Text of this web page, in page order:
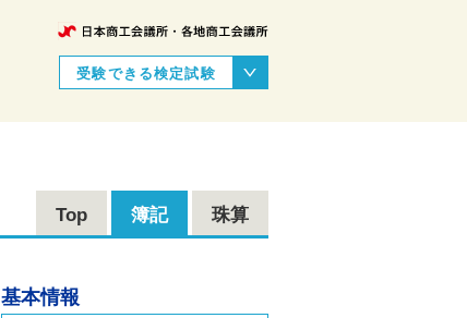
受験できる検定試験
Top 簿記 珠算
基本情報